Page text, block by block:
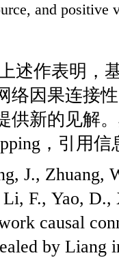
and positive
述作表明，
络因果连接
供新的见解
，引用
J., Zhuang,
Li, F., Yao, D.,
causal
by Liang